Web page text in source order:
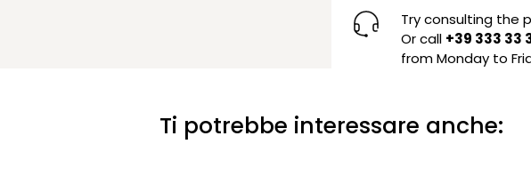
Try consulting the
Or call +39 333 33
from Monday to
Ti potrebbe interessare anche: